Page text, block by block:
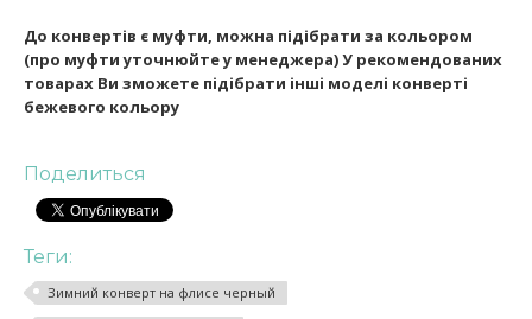
До конвертів є муфти, можна підібрати за кольором
(про муфти уточнюйте у менеджера) У рекомендованих
товарах Ви зможете підібрати інші моделі конверті
бежевого кольору
Поделиться
Теги:
Зимний конверт на флисе черный